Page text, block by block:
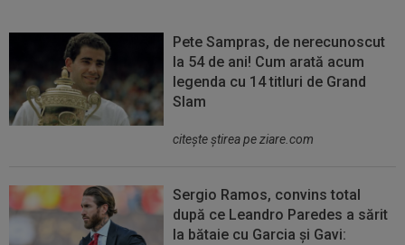
Pete Sampras, de nerecunoscut
la 54 de ani! Cum arată acum
legenda cu 14 titluri de Grand
Slam
citeşte ştirea pe ziare.com
Sergio Ramos, convins total
după ce Leandro Paredes a sărit
la bătaie cu Garcia și Gavi: